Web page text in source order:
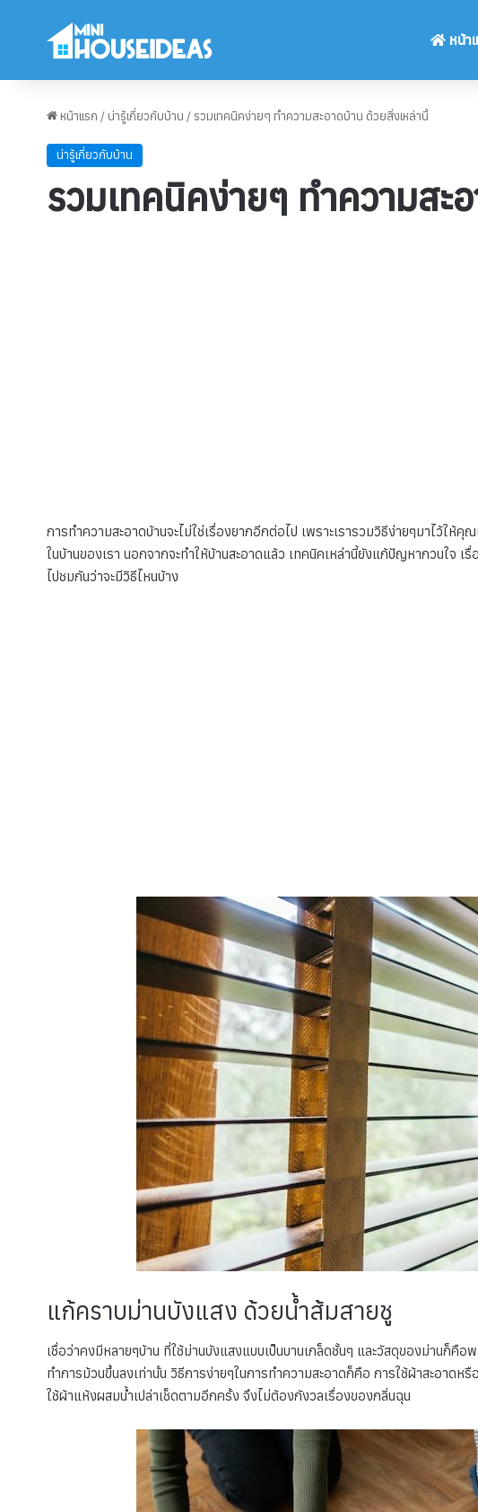
หน้า
หน้าแรก / น่ารู้เกี่ยวกับบ้าน /รวมเทคนิคง่ายๆ ทำความสะอาดบ้าน ด้วยสิ่งเหล่านี้
น่ารู้เกี่ยวกับบ้าน
รวมเทคนิคง่ายๆ ทำความสะ
การทำความสะอาดบ้านจะไม่ใช่เรื่องยากอีกต่อไป เพราะเรารวมวิธีง่ายๆมาไว้ใ
ในบ้านของเรา นอกจากจะทำให้บ้านสะอาดแล้ว เทคนิคเหล่านี้ยังแก้ปัญหากวนใจ
ไปชมกันว่าจะมีวิธีไหนบ้าง
แก้คราบม่านบังแสง ด้วยน้ำส้มสายชู
เชื่อว่าคงมีหลายๆบ้าน ที่ใช้ม่านบังแสงแบบเป็นบานเกล็ดชั้นๆ และวัสดุของม่านก็คือ
ทำการม้วนขึ้นลงเท่านั้น วิธีการง่ายๆในการทำความสะอาดก็คือ การใช้ผ้าสะอาด
ใช้ผ้าแห้งผสมน้ำเปล่าเช็ดตามอีกครั้ง จึงไม่ต้องกังวลเรื่องของกลิ่นฉุน